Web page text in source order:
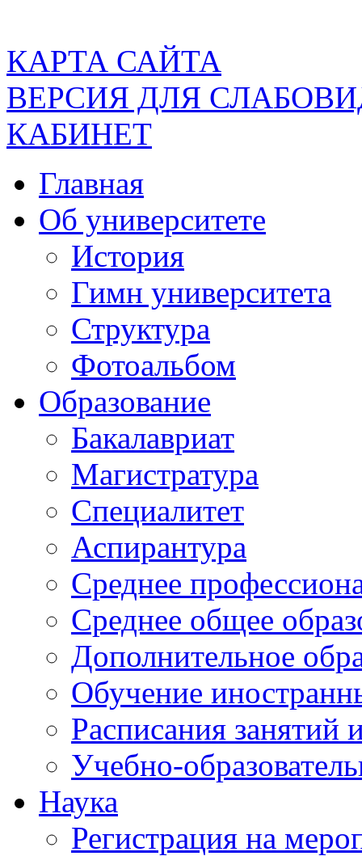
КАРТА САЙТА
ВЕРСИЯ ДЛЯ
КАБИНЕТ
Главная
Об университете
История
Гимн университета
Структура
Фотоальбом
Образование
Бакалавриат
Магистратура
Специалитет
Аспирантура
Среднее
Среднее общее
Дополнительное
Обучение
Расписания занятий
Учебно-
Наука
Регистрация на